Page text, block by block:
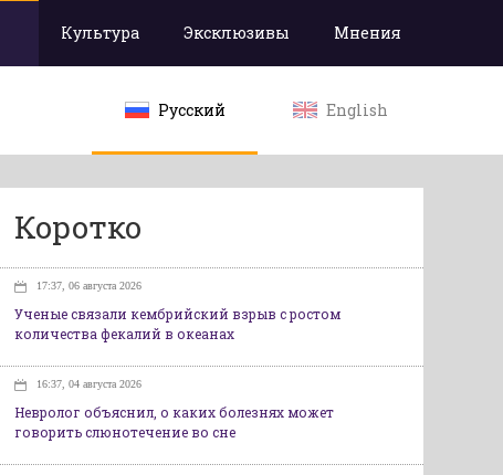
Культура Эксклюзивы Мнения
Русский English
Коротко
17:37, 06 августа 2026
Ученые связали кембрийский взрыв с ростом
количества фекалий в океанах
16:37, 04 августа 2026
Невролог объяснил, о каких болезнях может
говорить слюнотечение во сне